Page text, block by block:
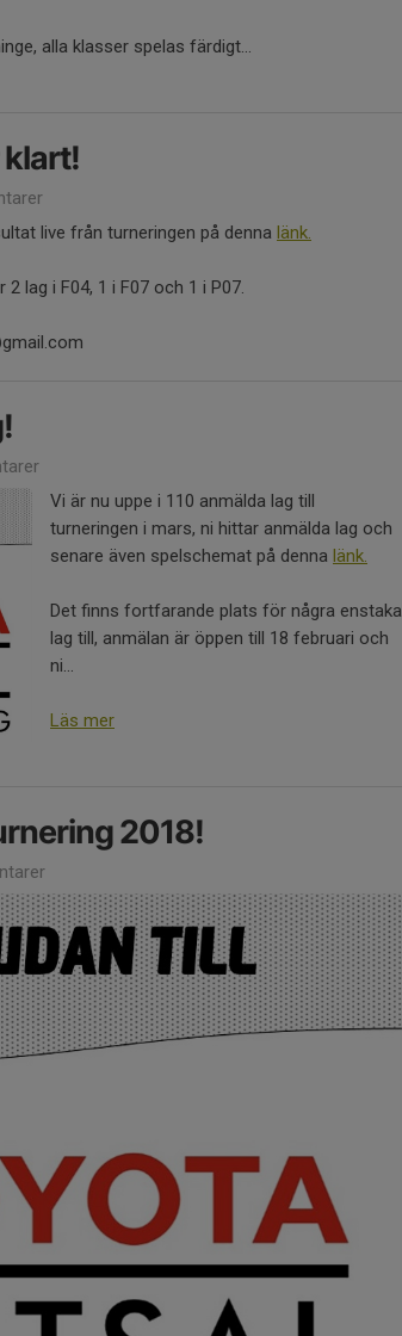
alla klasser spelas färdigt...
live från turneringen på denna länk.
lag i F04, 1 i F07 och 1 i P07.
Vi är nu uppe i 110 anmälda lag till
turneringen i mars, ni hittar anmälda lag och
senare även spelschemat på denna länk.
Det finns fortfarande plats för några enstaka
lag till, anmälan är öppen till 18 februari och
ni...
Läs mer
2018!